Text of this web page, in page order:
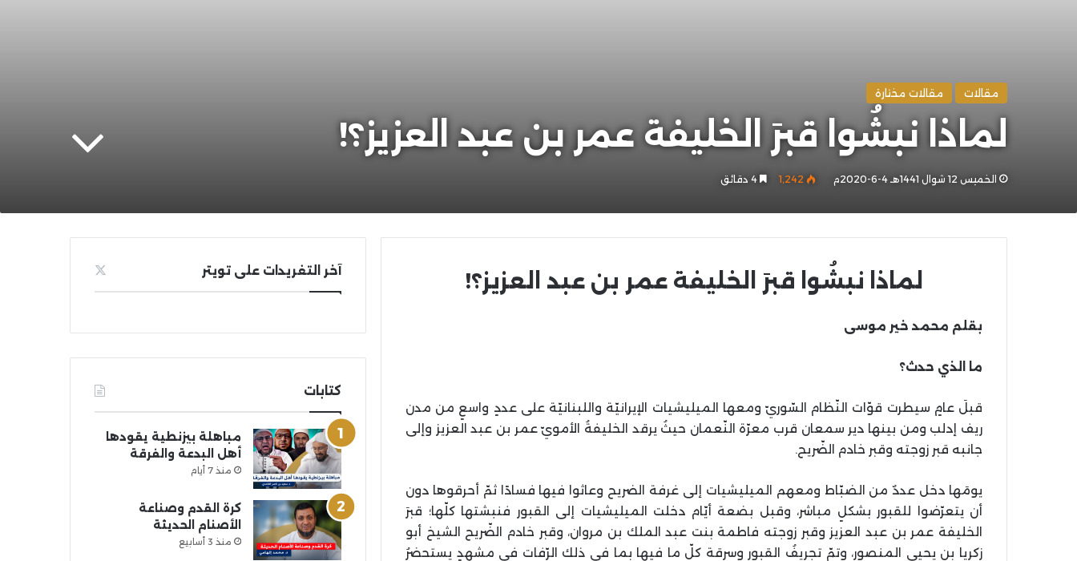
مقالات مقالات مختارة
لماذا نبشُوا قبرَ الخليفة عمر بن عبد العزيز؟!
الخميس 12 شوال 1441هـ 4-6-2020م 1٬242
لماذا نبشُوا قبرَ الخليفة عمر بن عبد العزيز؟!
بقلم محمد خير موسى
ما الذي حدث؟
قبلَ عامٍ سيطرت قوّات النّظام السّوريّ ومعها الميليشيات الإيرانيّة واللبنانيّة على عددٍ واسعٍ من مدن
ريف إدلب ومن بينها دير سمعان قرب معرّة النّعمان حيثُ يرقد الخليفةُ الأمويّ عمر بن عبد العزيز وإلى
جانبه قبر زوجته وقبر خادم الضّريح.
يومَها دخل عددٌ من الضبّاط ومعهم الميليشيات إلى غرفة الضريح وعاثوا فيها فسادًا ثمّ أحرقوها دون
أن يتعرّضوا للقبور بشكلٍ مباشر، وقبل بضعة أيّام دخلت الميليشيات إلى القبور فنبشتها كلّها؛ قبرَ
الخليفة عمر بن عبد العزيز وقبر زوجته فاطمة بنت عبد الملك بن مروان، وقبر خادم الضّريح الشيخ أبو
زكريا بن يحيى المنصور، وتمّ تجريفُ القبور وسرقة كلّ ما فيها بما في ذلك الرّفات في مشهدٍ يستحضرُ
آخر التغريدات على تويتر
كتابات
مباهلة بيزنطية يقودها
أهل البدعة والفرقة
منذ 7 أيام
كرة القدم وصناعة
الأصنام الحديثة
منذ 3 أسابيع